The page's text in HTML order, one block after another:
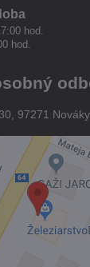
hod.
hod.
97271 Nováky